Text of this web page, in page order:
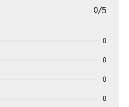
0/5
0
0
0
0